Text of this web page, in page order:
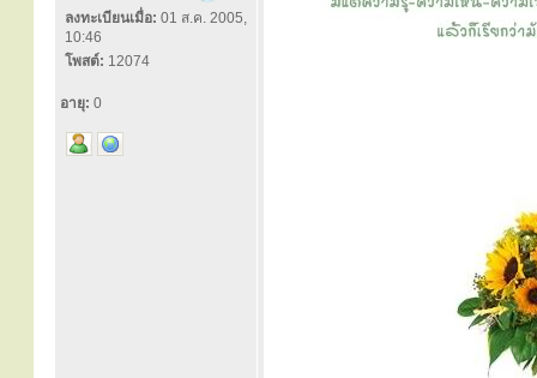
ลงทะเบียนเมื่อ: 01 ส.ค. 2005,
10:46
โพสต์: 12074
อายุ: 0